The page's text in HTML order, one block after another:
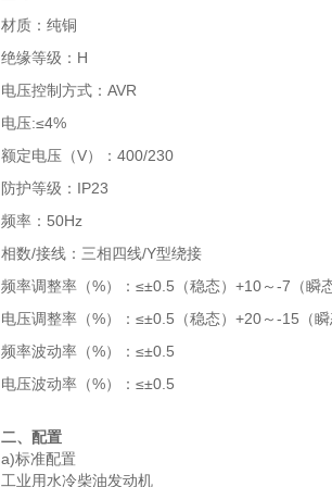
材质：纯铜
绝缘等级：H
电压控制方式：AVR
电压:≤4%
额定电压（V）：400/230
防护等级：IP23
频率：50Hz
相数/接线：三相四线/Y型绕接
频率调整率（%）：≤±0.5（稳态）+10～-7（瞬
电压调整率（%）：≤±0.5（稳态）+20～-15（瞬
频率波动率（%）：≤±0.5
电压波动率（%）：≤±0.5
二、配置
a)标准配置
工业用水冷柴油发动机